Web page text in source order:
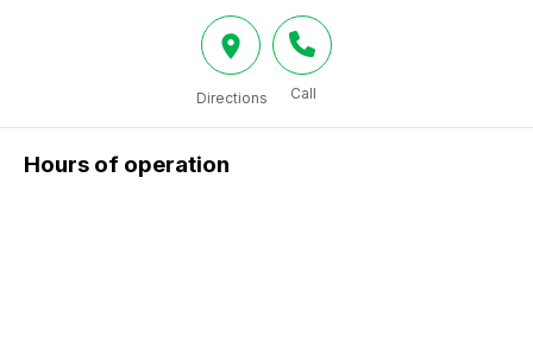
Directions Call
Hours of operation